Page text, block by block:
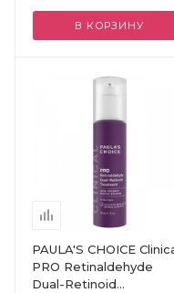
В КОРЗИНУ
PAULA'S CHOICE
PRO Retinaldehyde
Dual-Retinoid